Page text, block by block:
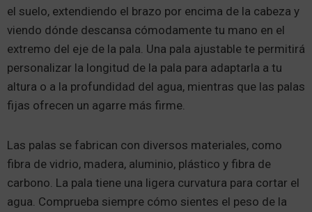
el suelo, extendiendo el brazo por encima de la cabeza y
viendo dónde descansa cómodamente tu mano en el
extremo del eje de la pala. Una pala ajustable te permitirá
personalizar la longitud de la pala para adaptarla a tu
altura o a la profundidad del agua, mientras que las palas
fijas ofrecen un agarre más firme.
Las palas se fabrican con diversos materiales, como
fibra de vidrio, madera, aluminio, plástico y fibra de
carbono. La pala tiene una ligera curvatura para cortar el
agua. Comprueba siempre cómo sientes el peso de la